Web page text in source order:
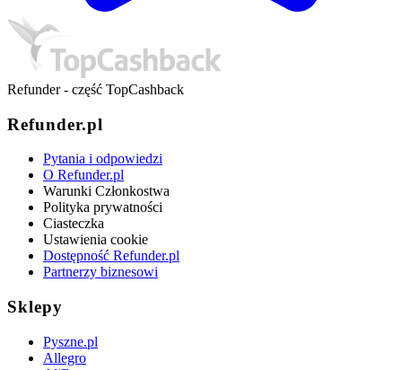
Refunder - część TopCashback
Refunder.pl
Pytania i odpowiedzi
O Refunder.pl
Warunki Członkostwa
Polityka prywatności
Ciasteczka
Ustawienia cookie
Dostępność Refunder.pl
Partnerzy biznesowi
Sklepy
Pyszne.pl
Allegro